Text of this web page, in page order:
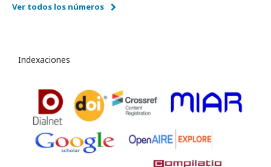
Ver todos los números
Indexaciones